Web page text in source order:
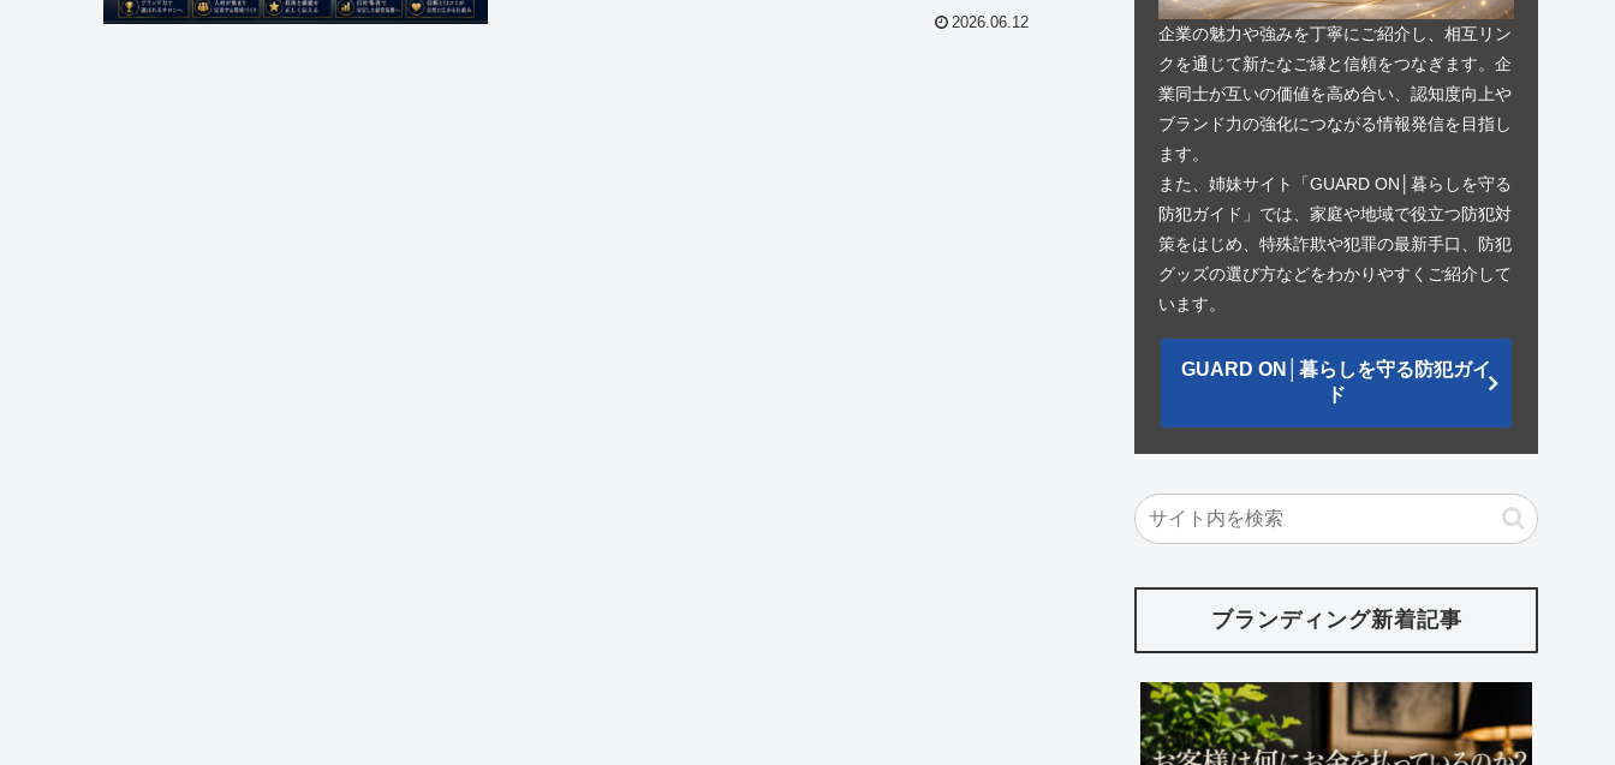
2026.06.12
企業の魅力や強みを丁寧にご紹介し、相互リン
クを通じて新たなご縁と信頼をつなぎます。企
業同士が互いの価値を高め合い、認知度向上や
ブランド力の強化につながる情報発信を目指し
ます。
また、姉妹サイト「GUARD ON│暮らしを守る
防犯ガイド」では、家庭や地域で役立つ防犯対
策をはじめ、特殊詐欺や犯罪の最新手口、防犯
グッズの選び方などをわかりやすくご紹介して
います。
GUARD ON│暮らしを守る防犯ガイ
ド
ブランディング新着記事